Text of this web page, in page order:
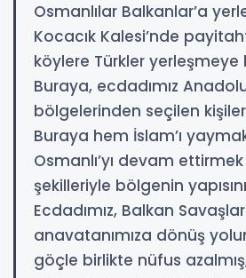
Osmanlılar Balkanlar’a
Kocacık Kalesi’nde
köylere Türkler yerleşmeye
Buraya, ecdadımız
bölgelerinden seçilen
Buraya hem İslam’ı
Osmanlı’yı devam
şekilleriyle bölgenin
Ecdadımız, Balkan
anavatanımıza dönüş
göçle birlikte nüfus